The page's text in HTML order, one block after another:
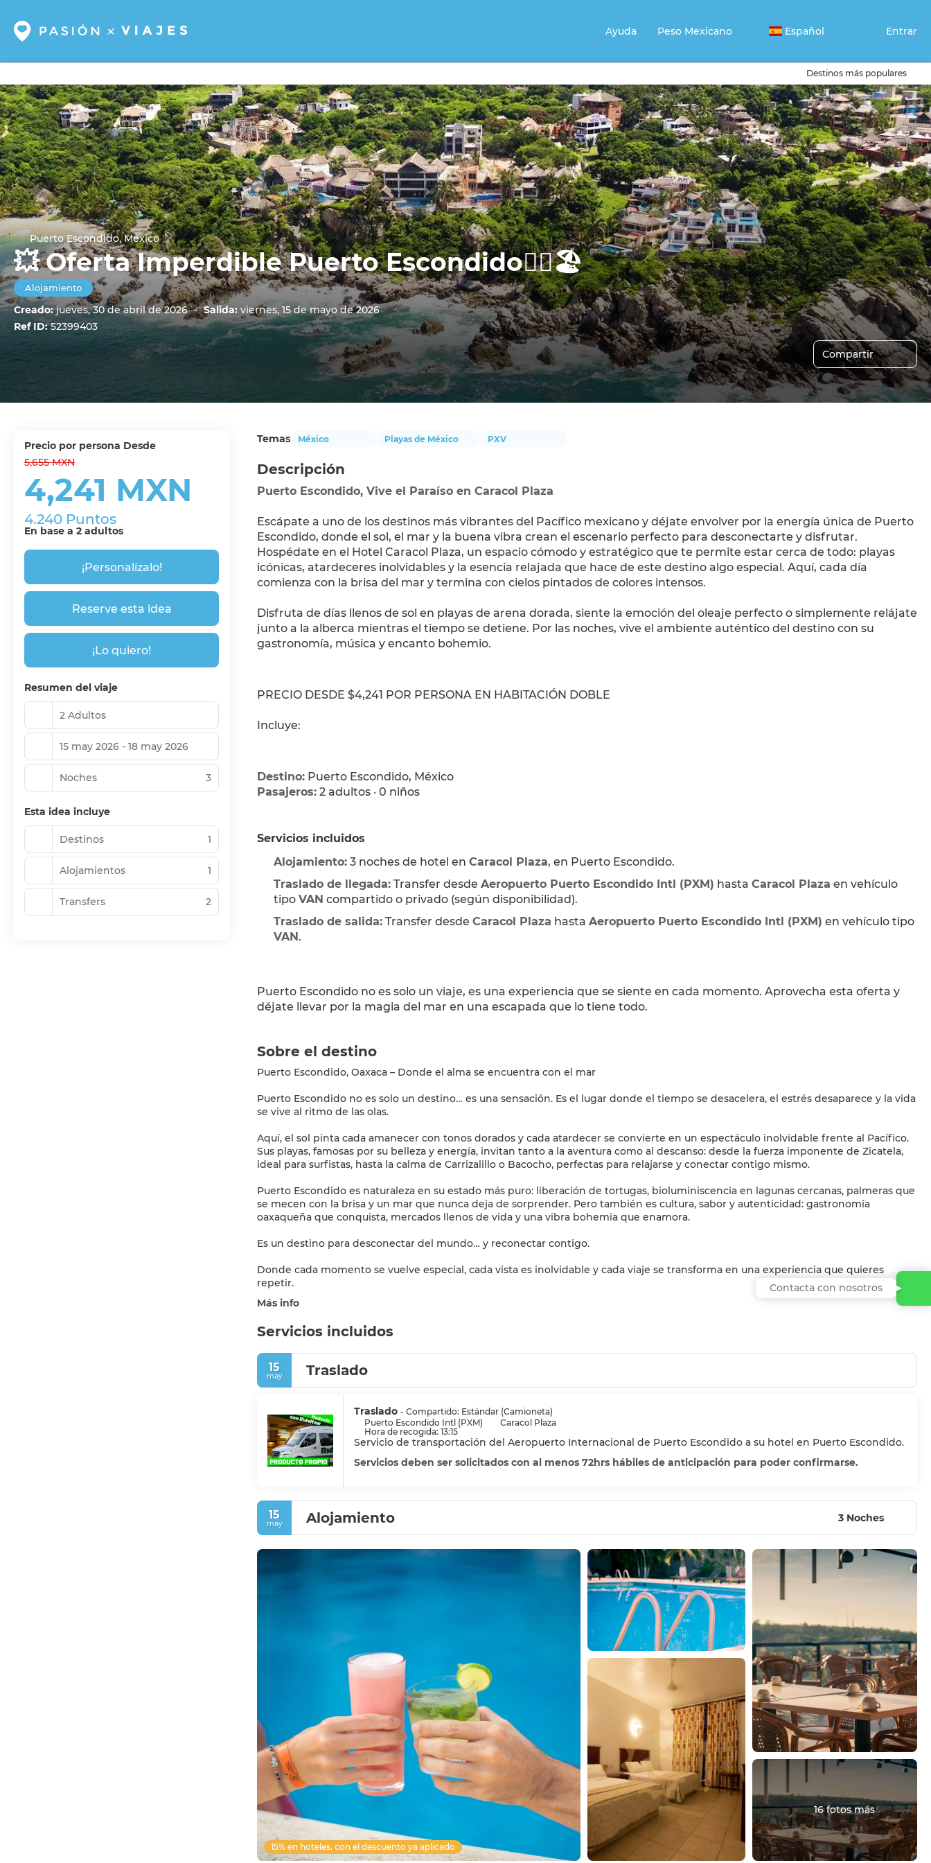
Ayuda Peso Mexicano Español Entrar
Destinos más populares
Puerto Escondido, México
💥 Oferta Imperdible Puerto Escondido🏄‍♂️🏖️
Alojamiento
Creado:jueves, 30 de abril de 2026 - Salida: viernes, 15 de mayo de 2026
Ref ID:52399403
Compartir
Temas México Playas de México PXV
Descripción
Puerto Escondido, Vive el Paraíso en Caracol Plaza
Escápate a uno de los destinos más vibrantes del Pacífico mexicano y déjate envolver por la energía única de Puerto
Escondido, donde el sol, el mar y la buena vibra crean el escenario perfecto para desconectarte y disfrutar.
Hospédate en el Hotel Caracol Plaza, un espacio cómodo y estratégico que te permite estar cerca de todo: playas
icónicas, atardeceres inolvidables y la esencia relajada que hace de este destino algo especial. Aquí, cada día
comienza con la brisa del mar y termina con cielos pintados de colores intensos.
Disfruta de días llenos de sol en playas de arena dorada, siente la emoción del oleaje perfecto o simplemente relájate
junto a la alberca mientras el tiempo se detiene. Por las noches, vive el ambiente auténtico del destino con su
gastronomía, música y encanto bohemio.
PRECIO DESDE $4,241 POR PERSONA EN HABITACIÓN DOBLE
Incluye:
Destino: Puerto Escondido, México
Pasajeros: 2 adultos · 0 niños
Servicios incluidos
Alojamiento: 3 noches de hotel en Caracol Plaza, en Puerto Escondido.
Traslado de llegada: Transfer desde Aeropuerto Puerto Escondido Intl (PXM) hasta Caracol Plaza en vehículo
tipo VAN compartido o privado (según disponibilidad).
Traslado de salida: Transfer desde Caracol Plaza hasta Aeropuerto Puerto Escondido Intl (PXM)
VAN.
Puerto Escondido no es solo un viaje, es una experiencia que se siente en cada momento. Aprovecha esta oferta y
déjate llevar por la magia del mar en una escapada que lo tiene todo.
Sobre el destino
Puerto Escondido, Oaxaca – Donde el alma se encuentra con el mar
Puerto Escondido no es solo un destino… es una sensación. Es el lugar donde el tiempo se desacelera, el estrés desaparece y la vida
se vive al ritmo de las olas.
Aquí, el sol pinta cada amanecer con tonos dorados y cada atardecer se convierte en un espectáculo inolvidable frente al Pacífico.
Sus playas, famosas por su belleza y energía, invitan tanto a la aventura como al descanso: desde la fuerza imponente de Zicatela,
ideal para surfistas, hasta la calma de Carrizalillo o Bacocho, perfectas para relajarse y conectar contigo mismo.
Puerto Escondido es naturaleza en su estado más puro: liberación de tortugas, bioluminiscencia en lagunas cercanas, palmeras que
se mecen con la brisa y un mar que nunca deja de sorprender. Pero también es cultura, sabor y autenticidad: gastronomía
oaxaqueña que conquista, mercados llenos de vida y una vibra bohemia que enamora.
Es un destino para desconectar del mundo… y reconectar contigo.
Donde cada momento se vuelve especial, cada vista es inolvidable y cada viaje se transforma en una experiencia que quieres
repetir.
Más info
Servicios incluidos
15
may Traslado
Traslado - Compartido: Estándar (Camioneta)
Puerto Escondido Intl (PXM)
Caracol Plaza
Hora de recogida: 13:15
Servicio de transportación del Aeropuerto Internacional de Puerto Escondido a su hotel en Puerto Escondido.
Servicios deben ser solicitados con al menos 72hrs hábiles de anticipación para poder confirmarse.
15
may Alojamiento 3 Noches
15% en hoteles, con el descuento ya aplicado
16 fotos más
precio por persona Desde
5,655 MXN
4,241 MXN
4.240 Puntos
En base a 2 adultos
¡Personalízalo!
Reserve esta idea
¡Lo quiero!
Resumen del viaje
2 Adultos
15 may 2026 - 18 may 2026
Noches 3
Esta idea incluye
Destinos 1
Alojamientos 1
Transfers 2
Contacta con nosotros